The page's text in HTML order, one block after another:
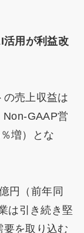
活用が利益改
の売上収益は
Non-GAAP営
増）とな
円（前年同
は引き続き堅
を取り込む